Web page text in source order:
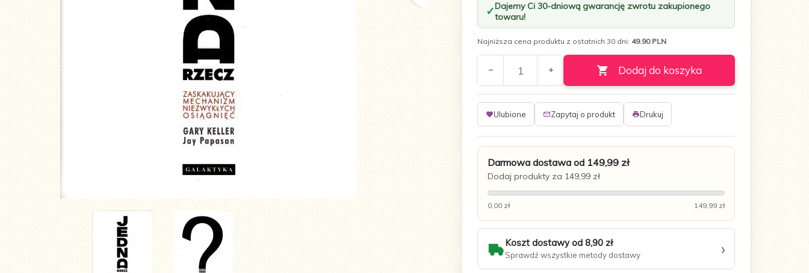
Dajemy Ci 30-dniową gwarancję zwrotu zakupionego
towaru!
Najniższa cena produktu z ostatnich 30 dni: 49.90 PLN
Dodaj do koszyka
Ulubione Zapytaj o produkt Drukuj
Darmowa dostawa od 149,99 zł
Dodaj produkty za 149,99 zł
0,00 zł 149,99 zł
Koszt dostawy od 8,90 zł
Sprawdź wszystkie metody dostawy ›